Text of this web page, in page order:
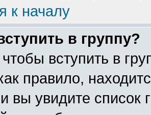
к началу
в группу?
вступить в
правило,
вы увидите список